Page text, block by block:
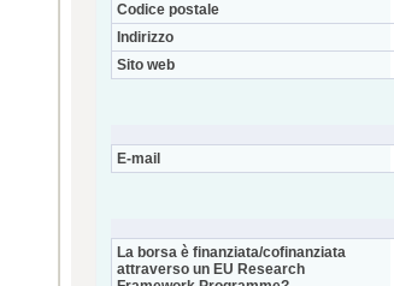
Codice postale
Indirizzo
Sito web
E-mail
La borsa è finanziata/cofinanziata
attraverso un EU Research